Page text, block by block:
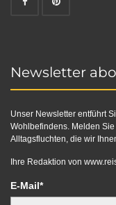
Newsletter
Unser Newsletter entführt
Wohlbefindens. Melden
Alltagsfluchten, die wir
Ihre Redaktion von
E-Mail*